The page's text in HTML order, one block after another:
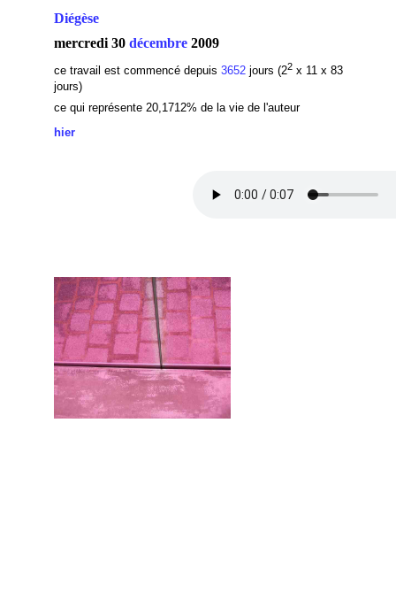
Diégèse
mercredi 30 décembre2009
ce travail est commencé depuis 3652jours (22x 11 x 83
jours)
ce qui représente 20,1712% de la vie de l'auteur
hier